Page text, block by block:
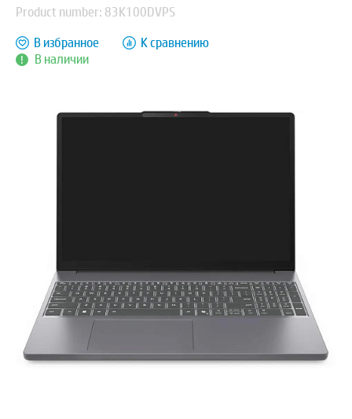
Product number: 83K100DVPS
В наличии
В избранное К сравнению